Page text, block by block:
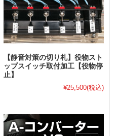
【静音対策の切り札】役物スト
ップスイッチ取付加工【役物停
止】
¥25,500(税込)